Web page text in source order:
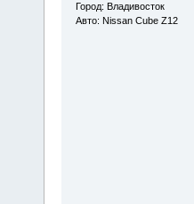
Город: Владивосток
Авто: Nissan Cube Z12